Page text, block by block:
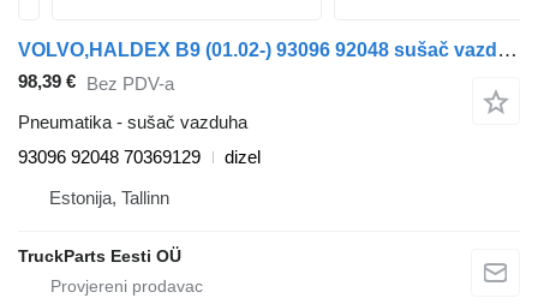
VOLVO,HALDEX B9 (01.02-) 93096 92048 sušač vazduha za Volvo B6, B7, B9, B10, B12 bus (1978-2011) autobusa
98,39 € Bez PDV-a
Pneumatika - sušač vazduha
93096 92048 70369129
dizel
Estonija, Tallinn
TruckParts Eesti OÜ